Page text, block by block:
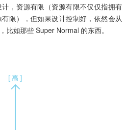
，资源有限（资源有限不仅仅指拥有
限），但如果设计控制好，依然会从
比如那些 Super Normal 的东西。